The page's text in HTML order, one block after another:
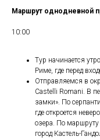
Маршрут однодневной
10:00
Тур начинается
Риме, где перед
Отправляемся в
Castelli Romani. В
замки». По
где откроется
озера. По
город Кастель-